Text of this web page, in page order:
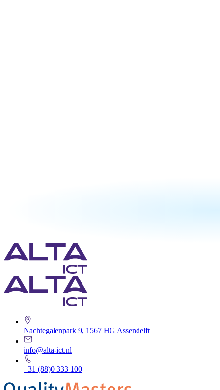
Nachtegalenpark 9, 1567 HG Assendelft
info@alta-ict.nl
+31 (88)0 333 100